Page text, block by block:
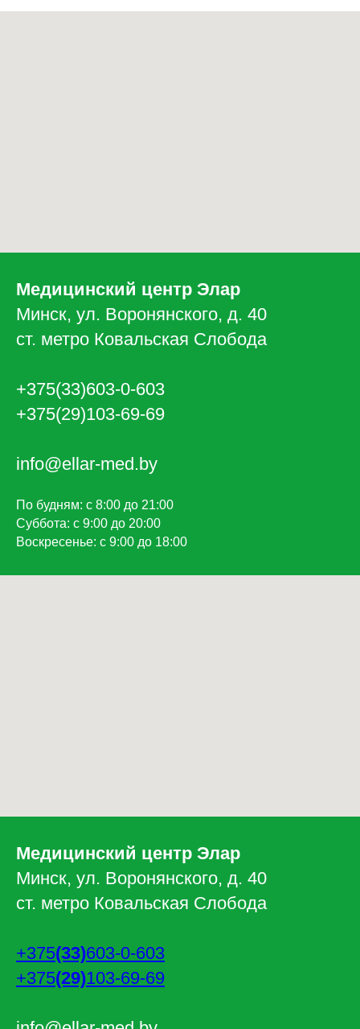
Медицинский центр Элар
Минск, ул. Воронянского, д. 40
ст. метро Ковальская Слобода
+375(33)603-0-603
+375(29)103-69-69
info@ellar-med.by
По будням: с 8:00 до 21:00
Суббота: с 9:00 до 20:00
Воскресенье: с 9:00 до 18:00
Медицинский центр Элар
Минск, ул. Воронянского, д. 40
ст. метро Ковальская Слобода
+375(33)603-0-603
+375(29)103-69-69